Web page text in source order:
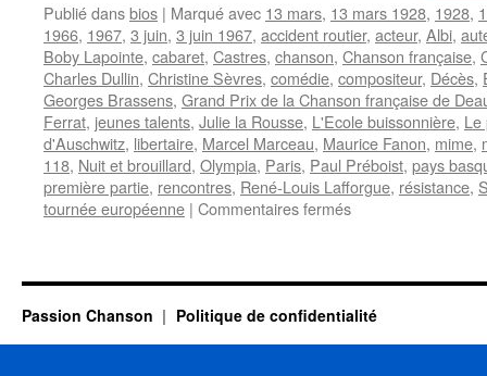
Publié dansbios | Marqué avec 13 mars, 13 mars 1928, 1928,
1966, 1967, 3 juin, 3 juin 1967, accident routier, acteur, Albi,
Boby Lapointe, cabaret, Castres, chanson, Chanson française,
Charles Dullin, Christine Sèvres, comédie, compositeur, Décès,
Georges Brassens, Grand Prix de la Chanson française de
Ferrat, jeunes talents, Julie la Rousse, L'Ecole buissonnière, Le
d'Auschwitz, libertaire, Marcel Marceau, Maurice Fanon, mime,
118, Nuit et brouillard, Olympia, Paris, Paul Préboist, pays
première partie, rencontres, René-Louis Lafforgue, résistance,
tournée européenne | Commentaires ferméssur
Passion Chanson Politique de confidentialité